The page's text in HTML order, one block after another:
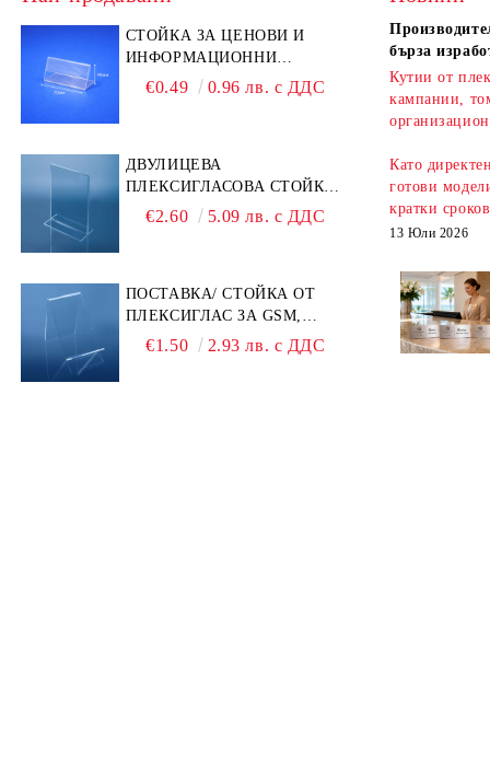
СТОЙКА ЗА ЦЕНОВИ И
ИНФОРМАЦИОННИ
ЕТИКЕТИ 70 × 40 ММ –
€0.49 0.96 лв. с ДДС
ДВУЛИЦЕВА
ПЛЕКСИГЛАСОВА СТОЙКА
A6 – ИДЕАЛНА ЗА QR
КОДОВЕ И РЕКЛАМИ
€2.60 5.09 лв. с ДДС
ПОСТАВКА/ СТОЙКА ОТ
ПЛЕКСИГЛАС ЗА GSM,
ТЕЛЕФОН, СМАРТФОН И
€1.50 2.93 лв. с ДДС
бърза
Кутии от
кампании,
Като
готови
кратки
13 Юли 2026